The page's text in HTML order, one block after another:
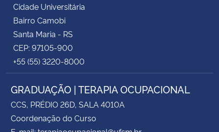
Cidade Universitária
Bairro Camobi
Santa Maria - RS
CEP: 97105-900
+55 (55) 3220-8000
GRADUAÇÃO | TERAPIA OCUPACIONAL
CCS, PRÉDIO 26D, SALA 4010A
Coordenação do Curso